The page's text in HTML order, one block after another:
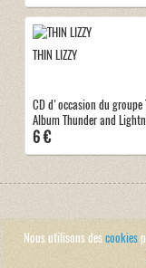
THIN LIZZY
CD d'occasion du groupe
Album Thunder and
6 €
Nous utilisons descookies